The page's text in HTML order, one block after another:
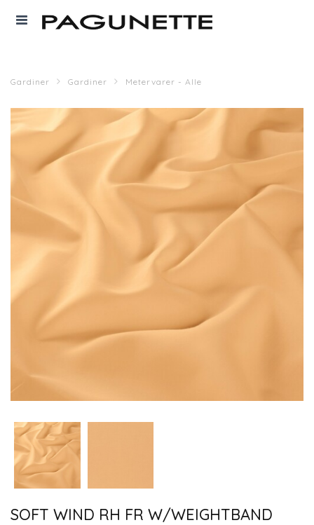
Gardiner Gardiner Metervarer - Alle
SOFT WIND RH FR W/WEIGHTBAND